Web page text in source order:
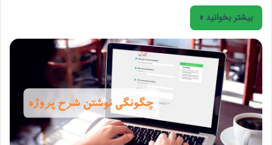
بیشتر بخوانید »